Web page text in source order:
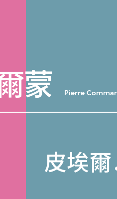
蒙 Pierre
皮埃